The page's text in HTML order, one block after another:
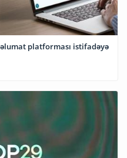
platforması istifadəyə